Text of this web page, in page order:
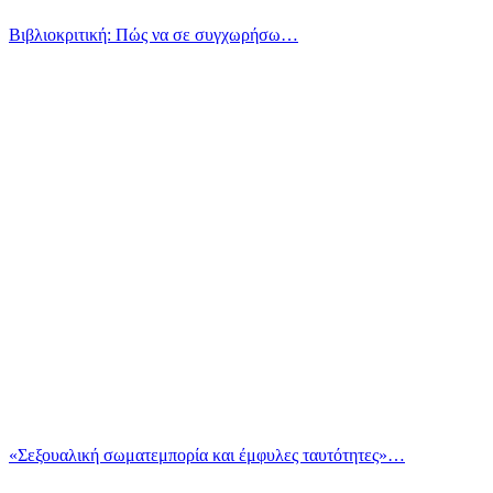
Βιβλιοκριτική: Πώς να σε συγχωρήσω…
«Σεξουαλική σωματεμπορία και έμφυλες ταυτότητες»…